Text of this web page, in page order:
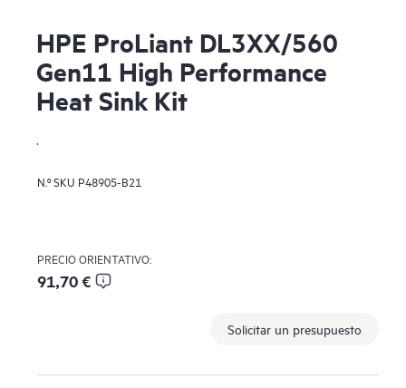
HPE ProLiant DL3XX/560
Gen11 High Performance
Heat Sink Kit
N.º SKU P48905-B21
PRECIO ORIENTATIVO:
91,70 €
Solicitar un presupuesto